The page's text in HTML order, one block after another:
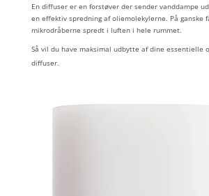
En diffuser er en forstøver der sender vanddampe
en effektiv spredning af oliemolekylerne. På ganske
mikrodråberne spredt i luften i hele rummet.
Så vil du have maksimal udbytte af dine essentielle
diffuser.